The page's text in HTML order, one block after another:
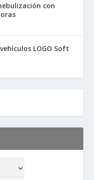
con
LOGO Soft